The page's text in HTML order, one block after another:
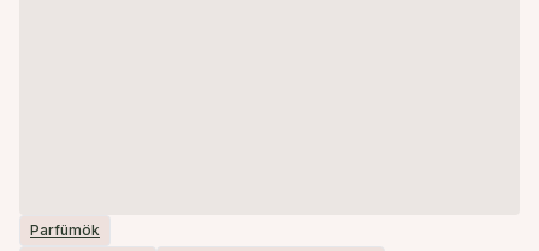
Parfümök